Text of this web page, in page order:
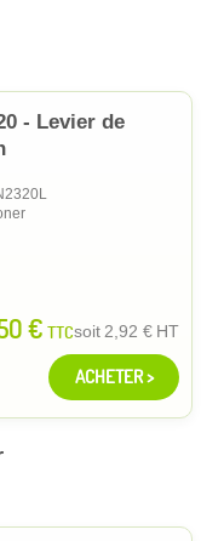
- Levier de
€ TTCsoit2,92 € HT
ACHETER >